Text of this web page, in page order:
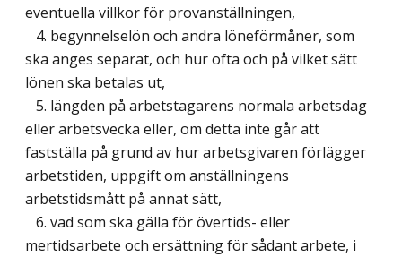
eventuella villkor för provanställningen,
4. begynnelselön och andra löneförmåner, som
ska anges separat, och hur ofta och på vilket sätt
lönen ska betalas ut,
5. längden på arbetstagarens normala arbetsdag
eller arbetsvecka eller, om detta inte går att
fastställa på grund av hur arbetsgivaren förlägger
arbetstiden, uppgift om anställningens
arbetstidsmått på annat sätt,
6. vad som ska gälla för övertids- eller
mertidsarbete och ersättning för sådant arbete, i